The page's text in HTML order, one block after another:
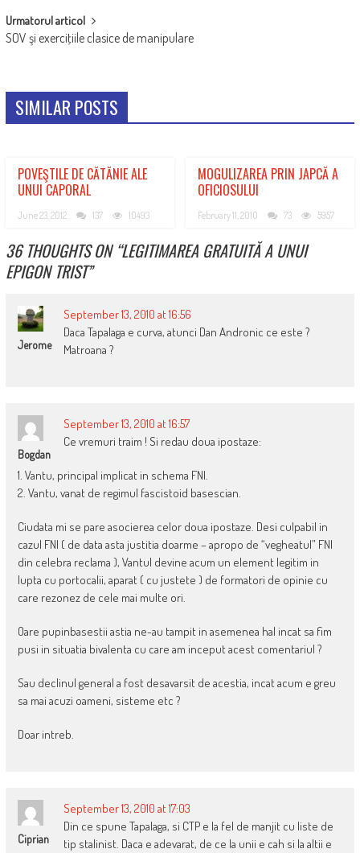
Urmatorul articol
SOV şi exerciţiile clasice de manipulare
SIMILAR POSTS
POVEŞTILE DE CĂTĂNIE ALE
UNUI CAPORAL
June 23, 2012 137 10493
MOGULIZAREA PRIN JAPCĂ A
OFICIOSULUI
February 11, 2010 73 5957
36 THOUGHTS ON “LEGITIMAREA GRATUITĂ A UNUI
EPIGON TRIST”
Jerome
September 13, 2010 at 16:56
Daca Tapalaga e curva, atunci Dan Andronic ce este ?
Matroana ?
Bogdan
September 13, 2010 at 16:57
Ce vremuri traim ! Si redau doua ipostaze:
1. Vantu, principal implicat in schema FNI.
2. Vantu, vanat de regimul fascistoid basescian.
Ciudata mi se pare asocierea celor doua ipostaze. Desi culpabil in
cazul FNI ( de data asta justitia doarme – apropo de “vegheatul” FNI
din celebra reclama ), Vantul devine acum un element legitim in
lupta cu portocalii, aparat ( cu justete ) de formatori de opinie cu
care rezonez de cele mai multe ori.
Oare pupinbasestii astia ne-au tampit in asemenea hal incat sa fim
pusi in situatia bivalenta cu care am inceput acest comentariul ?
Sau declinul general a fost desavarsit de acestia, incat acum e greu
sa mai acuzi oameni, sisteme etc ?
Doar intreb.
Ciprian
September 13, 2010 at 17:03
Din ce spune Tapalaga, si CTP e la fel de manjit cu liste de
tip stalinist. Daca e adevarat, de ce la unii e cah si la altii e